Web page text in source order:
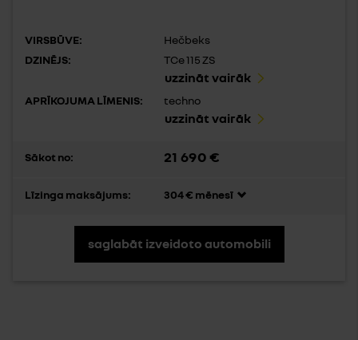
VIRSBŪVE:
Hečbeks
DZINĒJS:
TCe 115 ZS
uzzināt vairāk
APRĪKOJUMA LĪMENIS: techno
uzzināt vairāk
Sākot no: 21 690 €
Līzinga maksājums: 304 € mēnesī
saglabāt izveidoto automobili